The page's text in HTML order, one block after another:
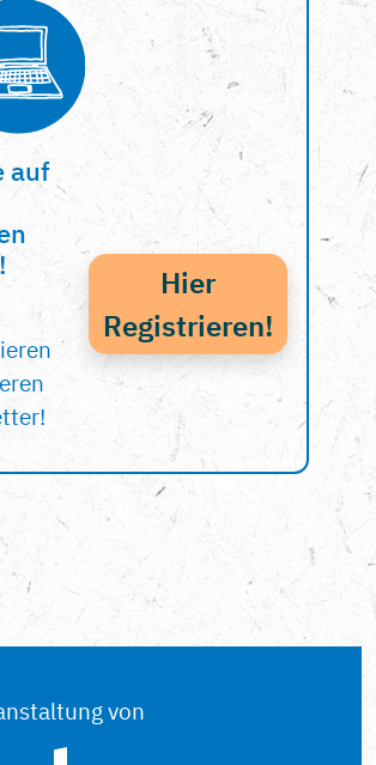
auf
Hier
Registrieren!
von